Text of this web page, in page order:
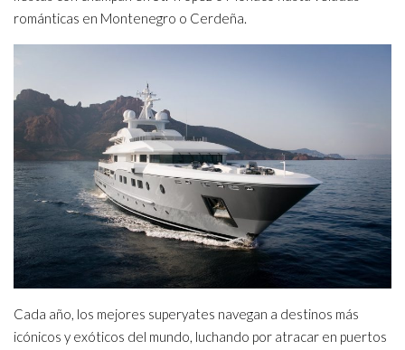
románticas en Montenegro o Cerdeña.
Cada año, los mejores superyates navegan a destinos más
icónicos y exóticos del mundo, luchando por atracar en puertos